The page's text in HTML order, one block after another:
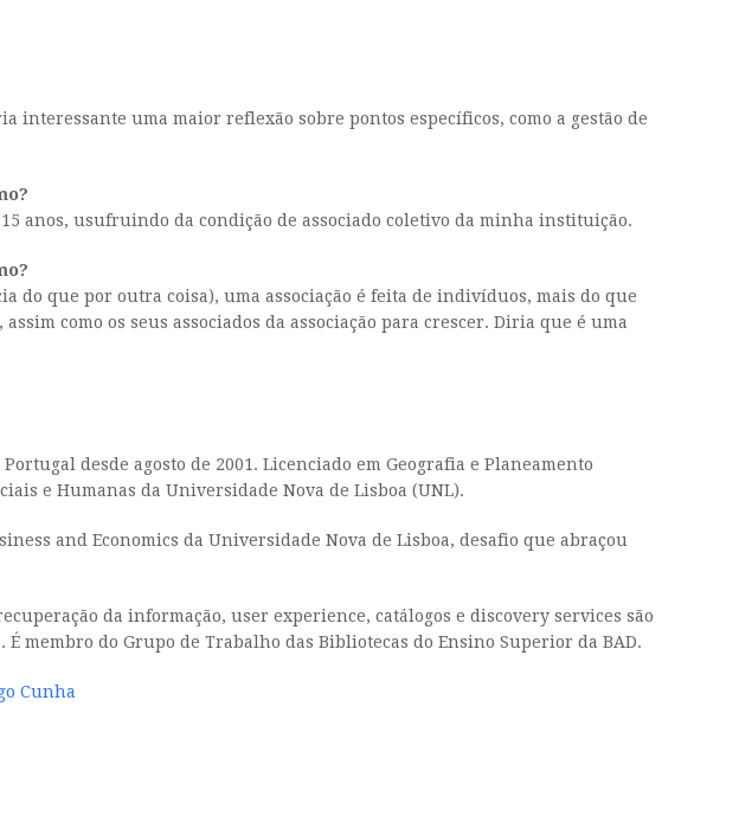
interessante uma maior reflexão sobre pontos específicos, como a gestão de
anos, usufruindo da condição de associado coletivo da minha instituição.
do que por outra coisa), uma associação é feita de indivíduos, mais do que
como os seus associados da associação para crescer. Diria que é uma
desde agosto de 2001. Licenciado em Geografia e Planeamento
e Humanas da Universidade Nova de Lisboa (UNL).
and Economics da Universidade Nova de Lisboa, desafio que abraçou
da informação, user experience, catálogos e discovery services são
membro do Grupo de Trabalho das Bibliotecas do Ensino Superior da BAD.
Cunha